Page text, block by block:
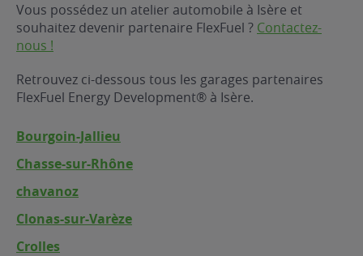
?
Vous possédez un atelier automobile à Isère et
souhaitez devenir partenaire FlexFuel ? Contactez-
nous !
Retrouvez ci-dessous tous les garages partenaires
FlexFuel Energy Development® à Isère.
Bourgoin-Jallieu
Chasse-sur-Rhône
chavanoz
Clonas-sur-Varèze
Crolles